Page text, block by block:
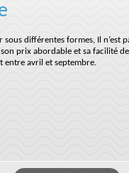
différentes formes, Il n’est
prix abordable et sa facilité
entre avril et septembre.